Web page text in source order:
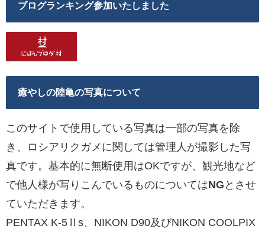
ブログランキング参加いたしました
癒やしの陸亀の写真について
このサイトで使用している写真は一部の写真を除
き、ロシアリクガメに関しては管理人が撮影した写
真です。基本的に無断使用はOKですが、観光地など
で他人様が写りこんでいるものについてはNG とさせ
ていただきます。
PENTAX K-5Ⅱs、NIKON D90及びNIKON COOLPIX